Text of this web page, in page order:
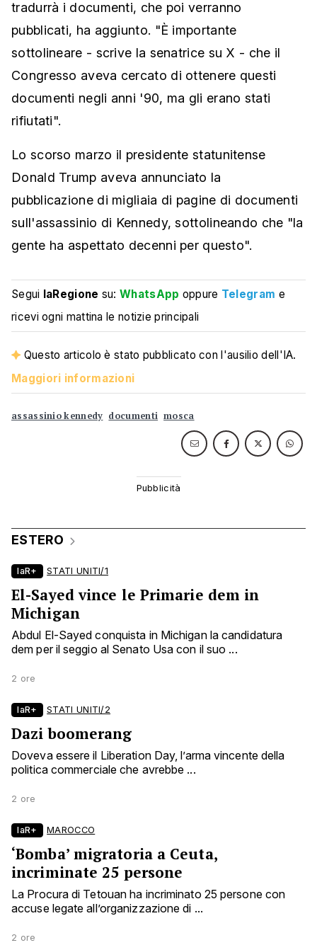
tradurrà i documenti, che poi verranno
pubblicati, ha aggiunto. "È importante
sottolineare - scrive la senatrice su X - che il
Congresso aveva cercato di ottenere questi
documenti negli anni '90, ma gli erano stati
rifiutati".
Lo scorso marzo il presidente statunitense
Donald Trump aveva annunciato la
pubblicazione di migliaia di pagine di documenti
sull'assassinio di Kennedy, sottolineando che "la
gente ha aspettato decenni per questo".
Segui laRegione su:WhatsApp oppure Telegram e
ricevi ogni mattina le notizie principali
Questo articolo è stato pubblicato con l'ausilio dell'IA.
Maggiori informazioni
assassinio kennedy documenti mosca
ESTERO
laR+ STATI UNITI/1
El-Sayed vince le Primarie dem in
Michigan
Abdul El-Sayed conquista in Michigan la candidatura
dem per il seggio al Senato Usa con il suo ...
2 ore
laR+ STATI UNITI/2
Dazi boomerang
Doveva essere il Liberation Day, l’arma vincente della
politica commerciale che avrebbe ...
2 ore
laR+ MAROCCO
‘Bomba’ migratoria a Ceuta,
incriminate 25 persone
La Procura di Tetouan ha incriminato 25 persone con
accuse legate all’organizzazione di ...
2 ore